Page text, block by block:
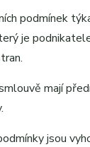
podmínek
je
mají
jsou